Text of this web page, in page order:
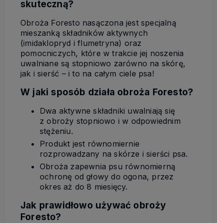
skuteczną?
Obroża Foresto nasączona jest specjalną
mieszanką składników aktywnych
(imidaklopryd i flumetryna) oraz
pomocniczych, które w trakcie jej noszenia
uwalniane są stopniowo zarówno na skórę,
jak i sierść – i to na całym ciele psa!
W jaki sposób działa obroża Foresto?
Dwa aktywne składniki uwalniają się
z obroży stopniowo i w odpowiednim
stężeniu.
Produkt jest równomiernie
rozprowadzany na skórze i sierści psa.
Obroża zapewnia psu równomierną
ochronę od głowy do ogona, przez
okres aż do 8 miesięcy.
Jak prawidłowo używać obroży
Foresto?